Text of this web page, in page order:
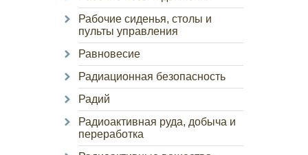
Рабочие сиденья, столы и
пульты управления
Равновесие
Радиационная безопасность
Радий
Радиоактивная руда, добыча и
переработка